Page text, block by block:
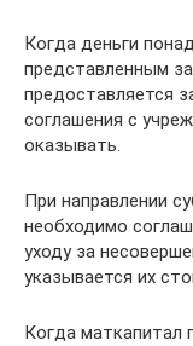
Когда деньги
представленным
предоставляется
соглашения с
оказывать.
При направлении
необходимо
уходу за
указывается их
Когда маткапитал